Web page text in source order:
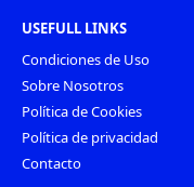
USEFULL LINKS
Condiciones de Uso
Sobre Nosotros
Política de Cookies
Política de privacidad
Contacto